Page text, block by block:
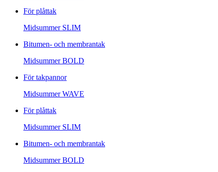
För plåttak
Midsummer SLIM
Bitumen- och membrantak
MidsummerBOLD
För takpannor
MidsummerWAVE
För plåttak
Midsummer SLIM
Bitumen- och membrantak
MidsummerBOLD